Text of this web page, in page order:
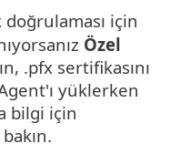
için
Özel
.pfx sertifikasını
yüklerken
bilgi için